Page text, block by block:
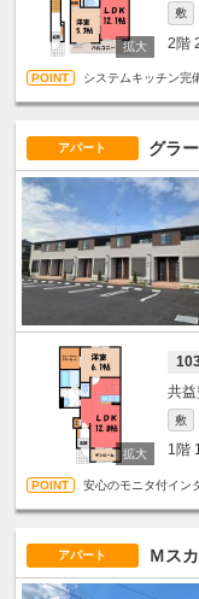
敷
2階
システムキッチン完
アパート グラ
敷
1階
安心のモニタ付イン
アパート Ｍス